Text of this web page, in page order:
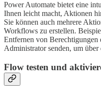
Power Automate bietet eine
Ihnen leicht macht, Aktionen
Sie können auch mehrere
Workflows zu erstellen.
Entfernen von Berechtigungen
Administrator senden, um
Flow testen und